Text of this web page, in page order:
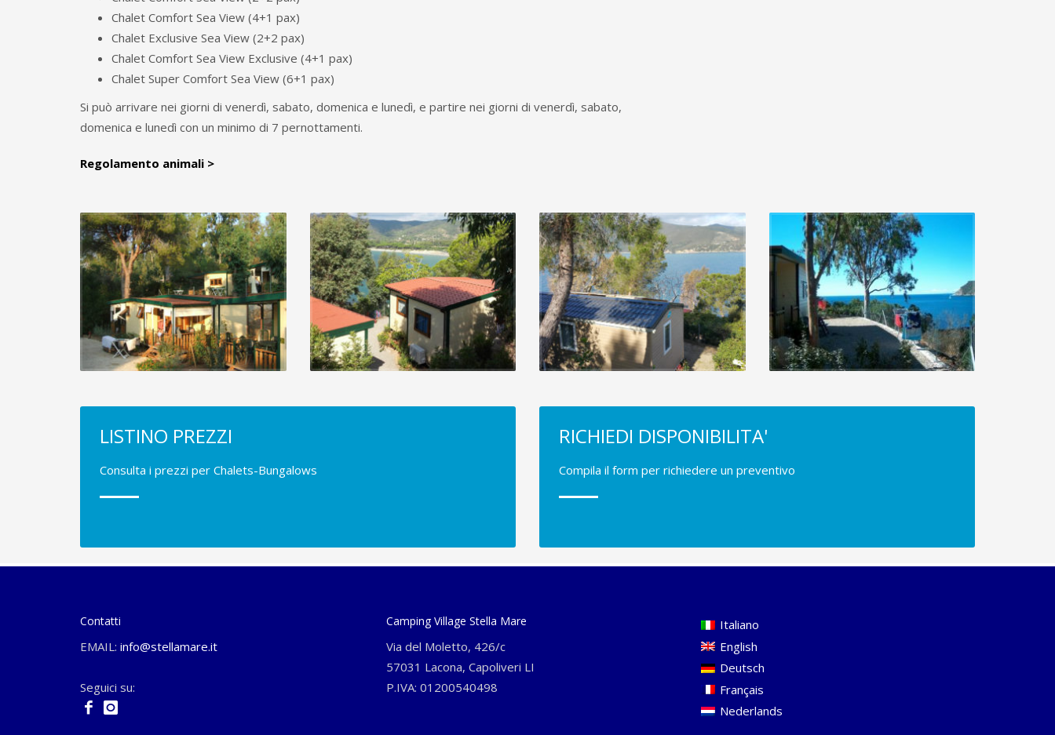
Chalet Comfort Sea View (4+1 pax)
Chalet Exclusive Sea View (2+2 pax)
Chalet Comfort Sea View Exclusive (4+1 pax)
Chalet Super Comfort Sea View (6+1 pax)
Si può arrivare nei giorni di venerdì, sabato, domenica e lunedì, e partire nei giorni di venerdì, sabato,
domenica e lunedì con un minimo di 7 pernottamenti.
Regolamento animali >
LISTINO PREZZI
Consulta i prezzi per Chalets-Bungalows
RICHIEDI DISPONIBILITA'
Compila il form per richiedere un preventivo
Contatti
EMAIL: info@stellamare.it
Seguici su:
Camping Village Stella Mare
Via del Moletto, 426/c
57031 Lacona, Capoliveri LI
P.IVA: 01200540498
Italiano
English
Deutsch
Français
Nederlands